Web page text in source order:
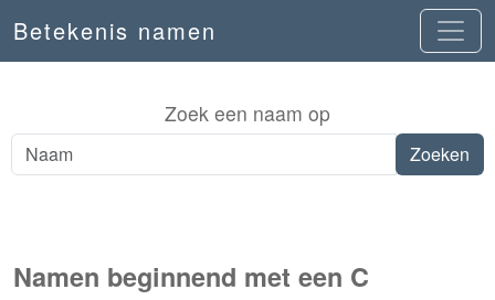
Betekenis namen
Zoek een naam op
Namen beginnend met een C